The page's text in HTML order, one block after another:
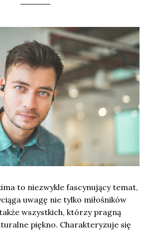
to niezwykle fascynujący temat,
uwagę nie tylko miłośników
wszystkich, którzy pragną
piękno. Charakteryzuje się